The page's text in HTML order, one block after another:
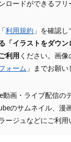
ロードができるフリ
利用規約 」を確認
「イラストをダウン
利用 ください。画
ォーム 」までお願い
動画・ライブ配信の
のサムネイル、漫
ージュなどにご利用